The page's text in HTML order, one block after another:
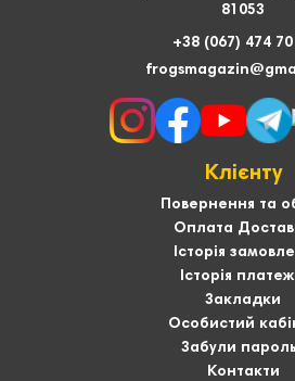
81053
+38 (067) 474 70
Клієнту
Повернення та
Оплата
Історія
Історія
Закладки
Особистий
Забули
Контакти